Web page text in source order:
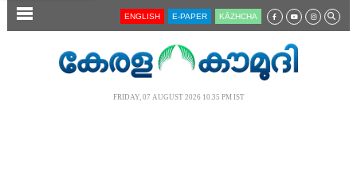
SECTIONS ENGLISH E-PAPER KĀZHCHA
FRIDAY, 07 AUGUST 2026 10.35 PM IST